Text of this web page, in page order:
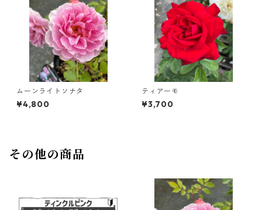
ムーンライトソナタ
¥4,800
ティアーモ
¥3,700
その他の商品